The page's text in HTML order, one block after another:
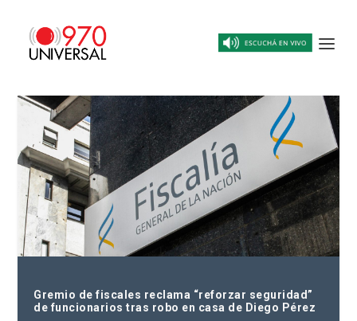
Gremio de fiscales reclama “reforzar seguridad”
de funcionarios tras robo en casa de Diego Pérez